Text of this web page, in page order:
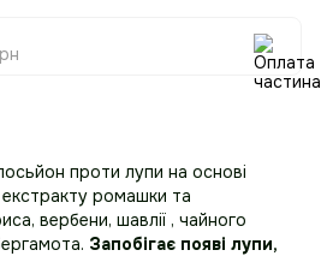
проти лупи на основі
екстракту ромашки та
вербени, шавлії , чайного
Запобігає появі лупи,